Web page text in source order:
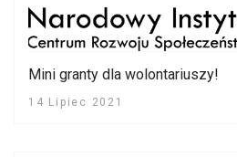
Mini granty dla wolontariuszy!
14 Lipiec 2021